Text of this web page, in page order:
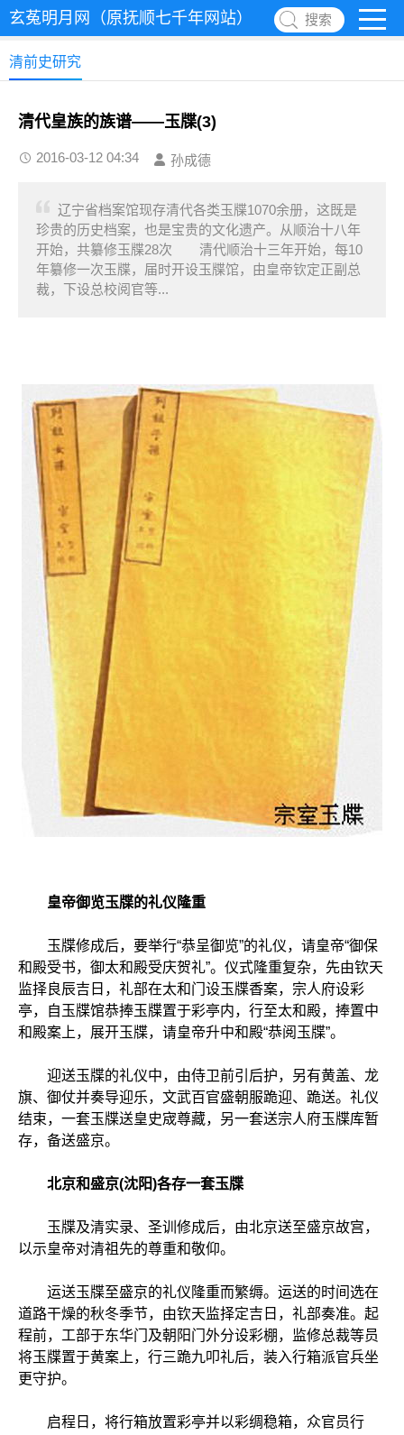
玄菟明月网（原抚顺七千年网站） 搜索
清前史研究
清代皇族的族谱——玉牒(3)
2016-03-12 04:34 孙成德
辽宁省档案馆现存清代各类玉牒1070余册，这既是
珍贵的历史档案，也是宝贵的文化遗产。从顺治十八年
开始，共纂修玉牒28次 清代顺治十三年开始，每10
年纂修一次玉牒，届时开设玉牒馆，由皇帝钦定正副总
裁，下设总校阅官等...
皇帝御览玉牒的礼仪隆重
玉牒修成后，要举行“恭呈御览”的礼仪，请皇帝“御保
和殿受书，御太和殿受庆贺礼”。仪式隆重复杂，先由钦天
监择良辰吉日，礼部在太和门设玉牒香案，宗人府设彩
亭，自玉牒馆恭捧玉牒置于彩亭内，行至太和殿，捧置中
和殿案上，展开玉牒，请皇帝升中和殿“恭阅玉牒”。
迎送玉牒的礼仪中，由侍卫前引后护，另有黄盖、龙
旗、御仗并奏导迎乐，文武百官盛朝服跪迎、跪送。礼仪
结束，一套玉牒送皇史宬尊藏，另一套送宗人府玉牒库暂
存，备送盛京。
北京和盛京(沈阳)各存一套玉牒
玉牒及清实录、圣训修成后，由北京送至盛京故宫，
以示皇帝对清祖先的尊重和敬仰。
运送玉牒至盛京的礼仪隆重而繁缛。运送的时间选在
道路干燥的秋冬季节，由钦天监择定吉日，礼部奏准。起
程前，工部于东华门及朝阳门外分设彩棚，监修总裁等员
将玉牒置于黄案上，行三跪九叩礼后，装入行箱派官兵坐
更守护。
启程日，将行箱放置彩亭并以彩绸稳箱，众官员行